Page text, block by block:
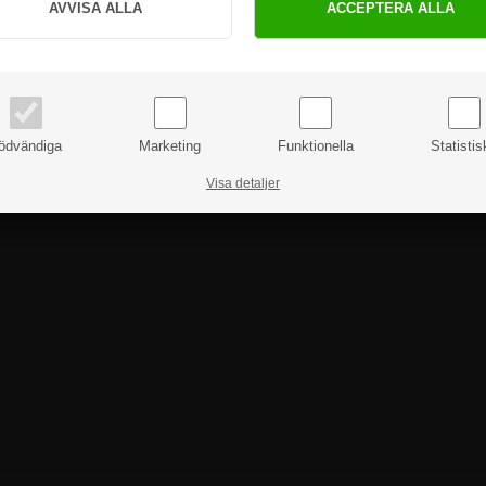
Marketing Funktionella
Visa detaljer
PRIVAT FÖRETAG